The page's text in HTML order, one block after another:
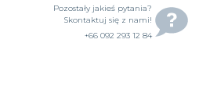
Pozostały jakieś pytania?
Skontaktuj się z nami!
+66 092 293 12 84